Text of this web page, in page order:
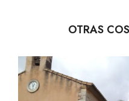
OTRAS